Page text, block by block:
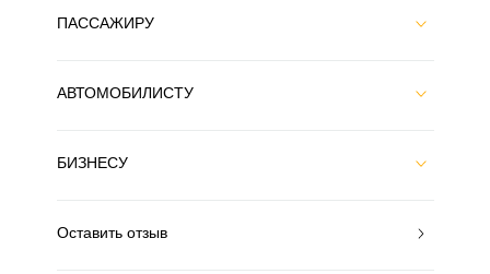
ПАССАЖИРУ
АВТОМОБИЛИСТУ
БИЗНЕСУ
Оставить отзыв